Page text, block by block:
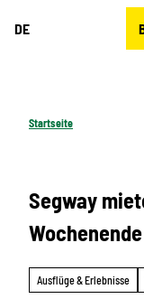
DE
Startseite
Segway
Wochenende
Ausflüge & Erlebnisse